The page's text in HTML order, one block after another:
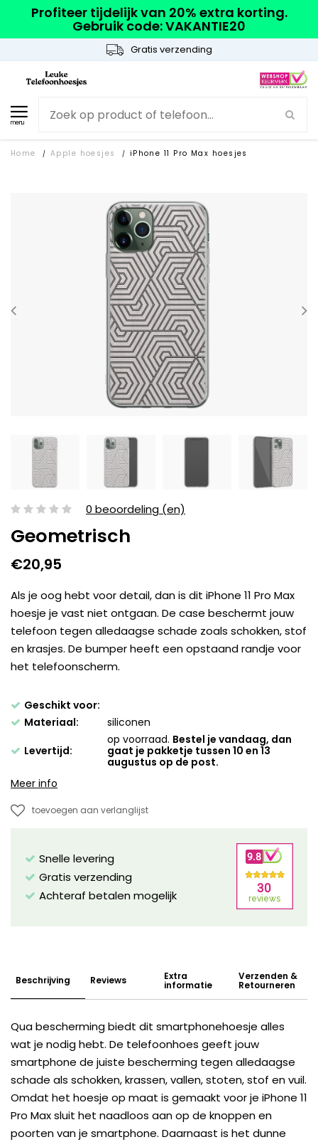
Profiteer tijdelijk van 20% extra korting.
Gebruik code: VAKANTIE20
Gratis verzending
menu
Home / Apple hoesjes / iPhone 11 Pro Max hoesjes
0 beoordeling (en)
Geometrisch
€20,95
Als je oog hebt voor detail, dan is dit iPhone 11 Pro Max
hoesje je vast niet ontgaan. De case beschermt jouw
telefoon tegen alledaagse schade zoals schokken, stof
en krasjes. De bumper heeft een opstaand randje voor
het telefoonscherm.
Geschikt voor:
Materiaal:
siliconen
Levertijd:
op voorraad. Bestel je vandaag, dan
gaat je pakketje tussen 10 en 13
augustus op de post.
Meer info
toevoegen aan verlanglijst
Snelle levering
Gratis verzending
Achteraf betalen mogelijk
Beschrijving Reviews Extra
informatie
Verzenden &
Retourneren
Qua bescherming biedt dit smartphonehoesje alles
wat je nodig hebt. De telefoonhoes geeft jouw
smartphone de juiste bescherming tegen alledaagse
schade als schokken, krassen, vallen, stoten, stof en vuil.
Omdat het hoesje op maat is gemaakt voor je iPhone 11
Pro Max sluit het naadloos aan op de knoppen en
poorten van je smartphone. Daarnaast is het dunne